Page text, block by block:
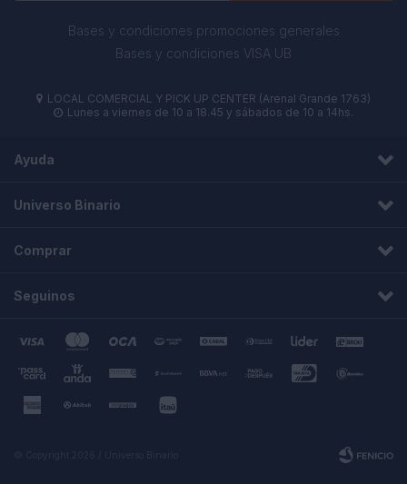
Bases y condiciones promociones generales
Bases y condiciones VISA UB
 LOCAL COMERCIAL Y PICK UP CENTER (Arenal Grande 1763)
 Lunes a viernes de 10 a 18.45 y sábados de 10 a 14hs.
Ayuda
Universo Binario
Comprar
Seguinos